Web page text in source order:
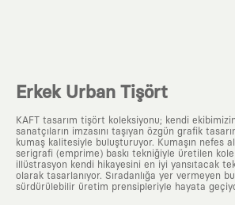
Erkek Urban Tişört
KAFT tasarım tişört koleksiyonu; kendi ekibimizin
sanatçıların imzasını taşıyan özgün grafik
kumaş kalitesiyle buluşturuyor. Kumaşın nefes
serigrafi (emprime) baskı tekniğiyle üretilen
illüstrasyon kendi hikayesini en iyi yansıtacak
olarak tasarlanıyor. Sıradanlığa yer vermeyen
sürdürülebilir üretim prensipleriyle hayata